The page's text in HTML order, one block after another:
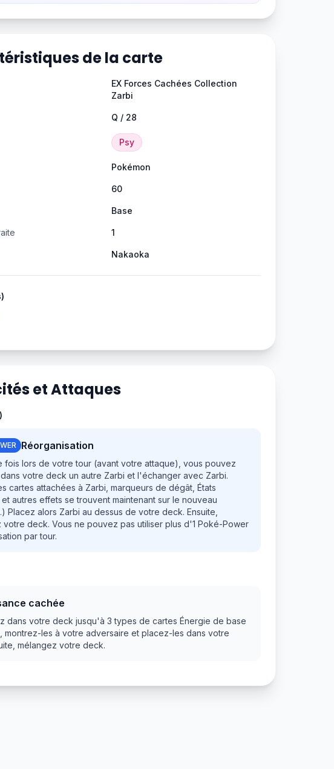
de la carte
EX Forces Cachées Collection
Zarbi
Q / 28
Psy
Pokémon
60
Base
1
Nakaoka
et Attaques
Réorganisation
fois lors de votre tour (avant votre attaque), vous pouvez
votre deck un autre Zarbi et l'échanger avec Zarbi.
cartes attachées à Zarbi, marqueurs de dégât, États
autres effets se trouvent maintenant sur le nouveau
Placez alors Zarbi au dessus de votre deck. Ensuite,
votre deck. Vous ne pouvez pas utiliser plus d'1 Poké-Power
par tour.
cachée
dans votre deck jusqu'à 3 types de cartes Énergie de base
montrez-les à votre adversaire et placez-les dans votre
mélangez votre deck.